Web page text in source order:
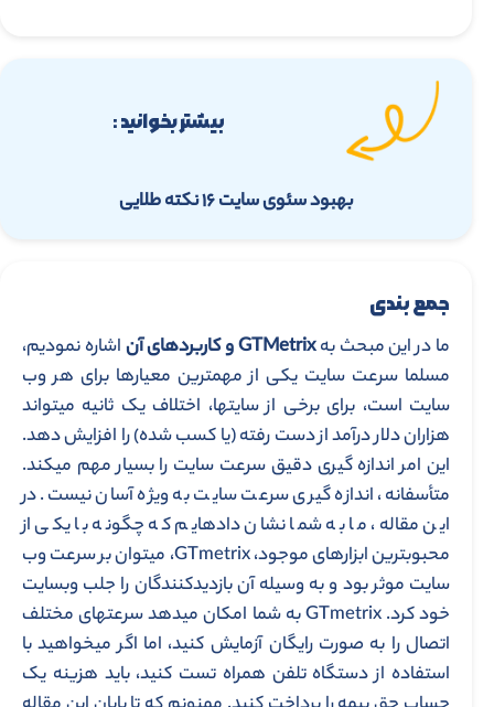
بیشتر بخوانید :
بهبود سئوی سایت ۱۶ نکته طلایی
جمع ­بندی
ما در این مبحث بهGTMetrixو کاربردهای آناشاره نمودیم،
مسلما سرعت سایت یکی از مهم­ترین معیارها برای هر وب
سایت است، برای برخی از سایت­ها، اختلاف یک ثانیه می­تواند
هزاران دلار درآمد از دست رفته (یا کسب شده) را افزایش دهد.
این امر اندازه گیری دقیق سرعت سایت را بسیار مهم می­کند.
متأسفانه، اندازه گیری سرعت سایت به ویژه آسان نیست. در
این مقاله، ما به شما نشان داده­ایم که چگونه با یکی از
محبوب­ترین ابزارهای موجود، GTmetrix، می­توان بر سرعت وب
سایت موثر بود و به وسیله آن بازدیدکنندگان را جلب وب­سایت
خود کرد. GTmetrix به شما امکان می­دهد سرعت­های مختلف
اتصال را به صورت رایگان آزمایش کنید، اما اگر می­خواهید با
استفاده از دستگاه تلفن همراه تست کنید، باید هزینه یک